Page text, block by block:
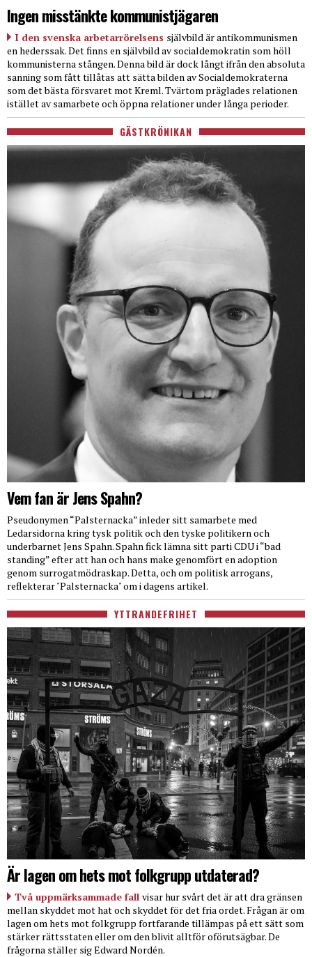
Ingen misstänkte kommunistjägaren
I den svenska arbetarrörelsens självbild är antikommunismen
en hederssak. Det finns en självbild av socialdemokratin som höll
kommunisterna stången. Denna bild är dock långt ifrån den absoluta
sanning som fått tillåtas att sätta bilden av Socialdemokraterna
som det bästa försvaret mot Kreml. Tvärtom präglades relationen
istället av samarbete och öppna relationer under långa perioder.
GÄSTKRÖNIKAN
Vem fan är Jens Spahn?
Pseudonymen “Palsternacka” inleder sitt samarbete med
Ledarsidorna kring tysk politik och den tyske politikern och
underbarnet Jens Spahn. Spahn fick lämna sitt parti CDU i “bad
standing” efter att han och hans make genomfört en adoption
genom surrogatmödraskap. Detta, och om politisk arrogans,
reflekterar "Palsternacka" om i dagens artikel.
YTTRANDEFRIHET
Är lagen om hets mot folkgrupp utdaterad?
Två uppmärksammade fall visar hur svårt det är att dra gränsen
mellan skyddet mot hat och skyddet för det fria ordet. Frågan är om
lagen om hets mot folkgrupp fortfarande tillämpas på ett sätt som
stärker rättsstaten eller om den blivit alltför oförutsägbar. De
frågorna ställer sig Edward Nordén.